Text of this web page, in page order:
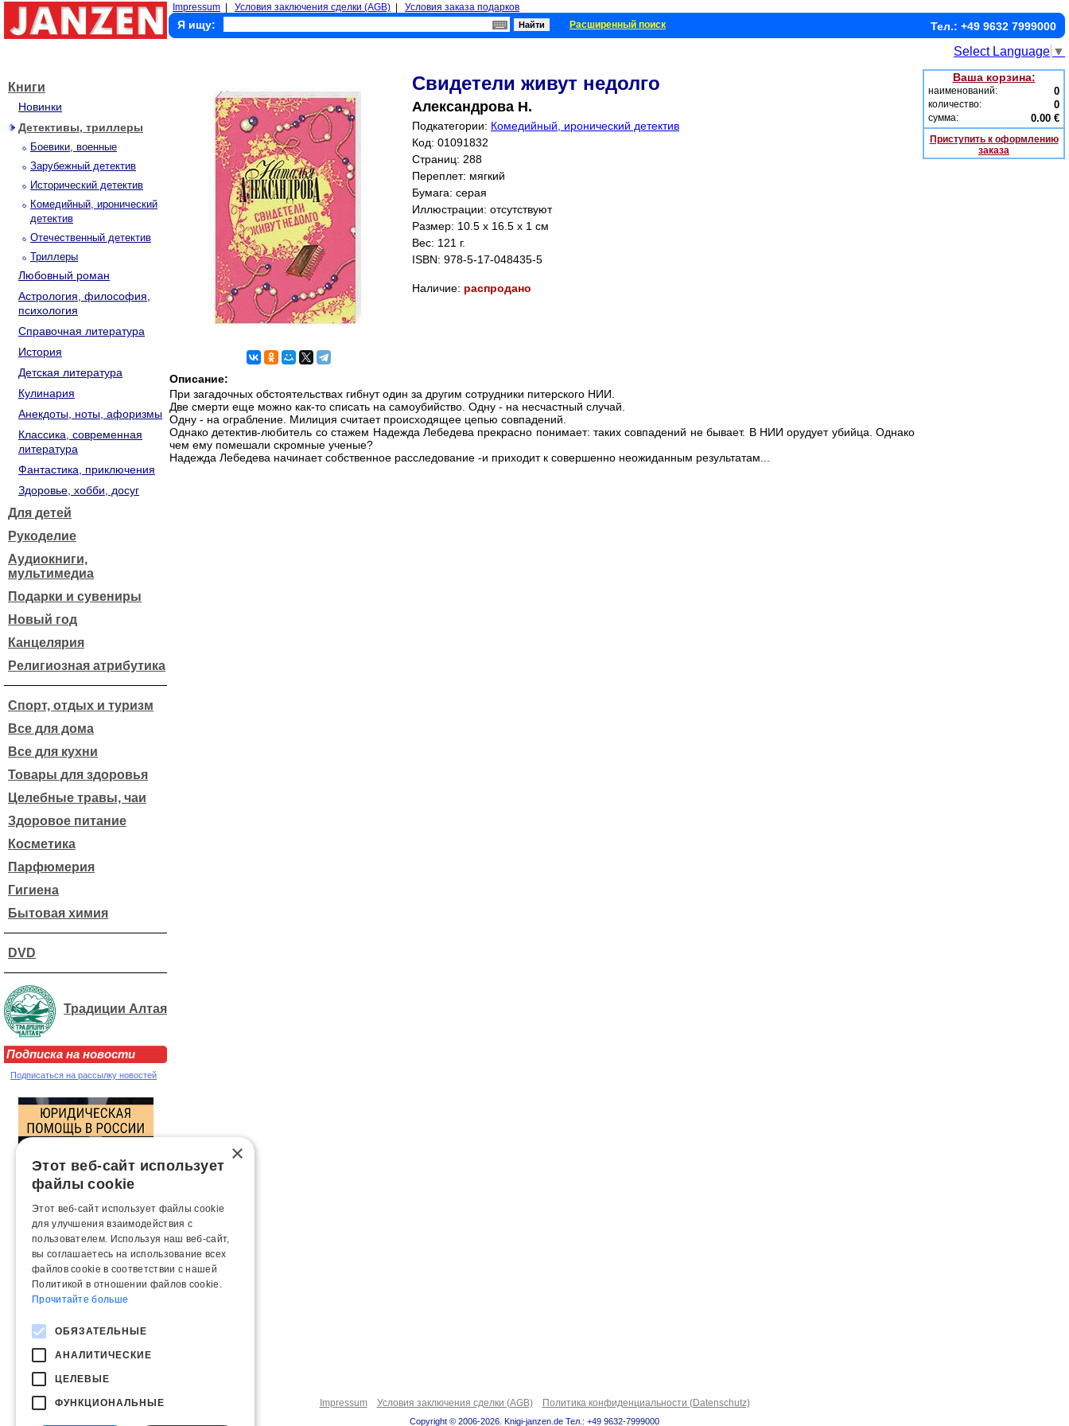
Impressum Условия заключения сделки (AGB) Условия заказа подарков
Я ищу: Расширенный поиск Тел.: +49 9632 7999000
Select Language ▼
Книги
Новинки
Детективы, триллеры
Боевики, военные
Зарубежный детектив
Исторический детектив
Комедийный, иронический
детектив
Отечественный детектив
Триллеры
Любовный роман
Астрология, философия,
психология
Справочная литература
История
Детская литература
Кулинария
Анекдоты, ноты, афоризмы
Классика, современная
литература
Фантастика, приключения
Здоровье, хобби, досуг
Для детей
Рукоделие
Аудиокниги,
мультимедиа
Подарки и сувениры
Новый год
Канцелярия
Религиозная атрибутика
Спорт, отдых и туризм
Все для дома
Все для кухни
Товары для здоровья
Целебные травы, чаи
Здоровое питание
Косметика
Парфюмерия
Гигиена
Бытовая химия
DVD
Традиции Алтая
Подписка на новости
Подписаться на рассылку новостей
Свидетели живут недолго
Александрова Н.
Подкатегории: Комедийный, иронический детектив
Код: 01091832
Страниц: 288
Переплет: мягкий
Бумага: серая
Иллюстрации: отсутствуют
Размер: 10.5 x 16.5 x 1 см
Вес: 121 г.
ISBN: 978-5-17-048435-5
Наличие: распродано
Описание:
При загадочных обстоятельствах гибнут один за другим сотрудники питерского НИИ.
Две смерти еще можно как-то списать на самоубийство. Одну - на несчастный случай.
Одну - на ограбление. Милиция считает происходящее цепью совпадений.
Однако детектив-любитель со стажем Надежда Лебедева прекрасно понимает: таких совпадений не бывает. В НИИ орудует убийца. Однако
чем ему помешали скромные ученые?
Надежда Лебедева начинает собственное расследование -и приходит к совершенно неожиданным результатам...
Ваша корзина:
наименований: 0
количество: 0
сумма: 0.00 €
Приступить к оформлению
заказа
Impressum Условия заключения сделки (AGB) Политика конфиденциальности (Datenschutz)
Copyright © 2006-2026. Knigi-janzen.de Тел.: +49 9632-7999000
×
Этот веб-сайт использует
файлы cookie
Этот веб-сайт использует файлы cookie
для улучшения взаимодействия с
пользователем. Используя наш веб-сайт,
вы соглашаетесь на использование всех
файлов cookie в соответствии с нашей
Политикой в ​​отношении файлов cookie.
Прочитайте больше
ОБЯЗАТЕЛЬНЫЕ
АНАЛИТИЧЕСКИЕ
ЦЕЛЕВЫЕ
ФУНКЦИОНАЛЬНЫЕ